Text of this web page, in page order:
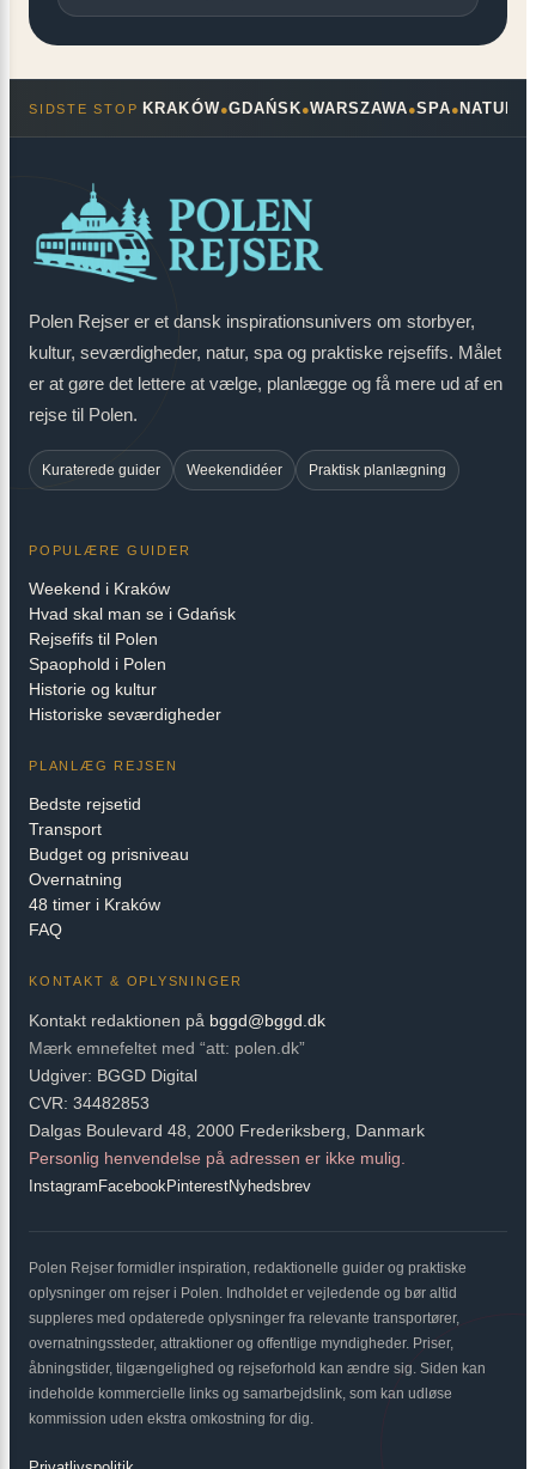
SIDSTE STOP KRAKÓW●GDAŃSK●WARSZAWA●SPA● NATUR
Polen Rejser er et dansk inspirationsunivers om storbyer,
kultur, seværdigheder, natur, spa og praktiske rejsefifs. Målet
er at gøre det lettere at vælge, planlægge og få mere ud af en
rejse til Polen.
Kuraterede guider Weekendidéer Praktisk planlægning
POPULÆRE GUIDER
Weekend i Kraków
Hvad skal man se i Gdańsk
Rejsefifs til Polen
Spaophold i Polen
Historie og kultur
Historiske seværdigheder
PLANLÆG REJSEN
Bedste rejsetid
Transport
Budget og prisniveau
Overnatning
48 timer i Kraków
FAQ
KONTAKT & OPLYSNINGER
Kontakt redaktionen på bggd@bggd.dk
Mærk emnefeltet med “att: polen.dk”
Udgiver: BGGD Digital
CVR: 34482853
Dalgas Boulevard 48, 2000 Frederiksberg, Danmark
Personlig henvendelse på adressen er ikke mulig.
Instagram FacebookPinterestNyhedsbrev
Polen Rejser formidler inspiration, redaktionelle guider og praktiske
oplysninger om rejser i Polen. Indholdet er vejledende og bør altid
suppleres med opdaterede oplysninger fra relevante transportører,
overnatningssteder, attraktioner og offentlige myndigheder. Priser,
åbningstider, tilgængelighed og rejseforhold kan ændre sig. Siden kan
indeholde kommercielle links og samarbejdslink, som kan udløse
kommission uden ekstra omkostning for dig.